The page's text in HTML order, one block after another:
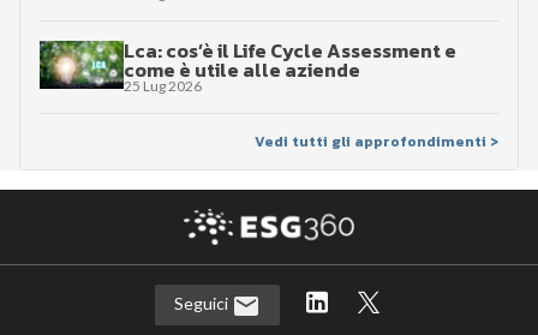
Lca: cos’è il Life Cycle Assessment e
come è utile alle aziende
25 Lug 2026
Vedi tutti gli approfondimenti >
Seguici